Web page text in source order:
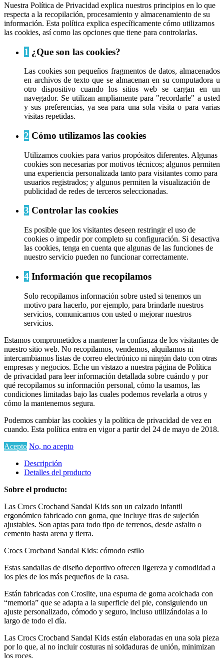
Nuestra Política de Privacidad explica nuestros principios en lo que
respecta a la recopilación, procesamiento y almacenamiento de su
información. Esta política explica específicamente cómo utilizamos
las cookies, así como las opciones que tiene para controlarlas.
1 ¿Que son las cookies?
Las cookies son pequeños fragmentos de datos, almacenados
en archivos de texto que se almacenan en su computadora u
otro dispositivo cuando los sitios web se cargan en un
navegador. Se utilizan ampliamente para "recordarle" a usted
y sus preferencias, ya sea para una sola visita o para varias
visitas repetidas.
2 Cómo utilizamos las cookies
Utilizamos cookies para varios propósitos diferentes. Algunas
cookies son necesarias por motivos técnicos; algunos permiten
una experiencia personalizada tanto para visitantes como para
usuarios registrados; y algunos permiten la visualización de
publicidad de redes de terceros seleccionadas.
3 Controlar las cookies
Es posible que los visitantes deseen restringir el uso de
cookies o impedir por completo su configuración. Si desactiva
las cookies, tenga en cuenta que algunas de las funciones de
nuestro servicio pueden no funcionar correctamente.
4 Información que recopilamos
Solo recopilamos información sobre usted si tenemos un
motivo para hacerlo, por ejemplo, para brindarle nuestros
servicios, comunicarnos con usted o mejorar nuestros
servicios.
Estamos comprometidos a mantener la confianza de los visitantes de
nuestro sitio web. No recopilamos, vendemos, alquilamos ni
intercambiamos listas de correo electrónico ni ningún dato con otras
empresas y negocios. Eche un vistazo a nuestra página de Política
de privacidad para leer información detallada sobre cuándo y por
qué recopilamos su información personal, cómo la usamos, las
condiciones limitadas bajo las cuales podemos revelarla a otros y
cómo la mantenemos segura.
Podemos cambiar las cookies y la política de privacidad de vez en
cuando. Esta política entra en vigor a partir del 24 de mayo de 2018.
Acepto No, no acepto
Descripción
Detalles del producto
Sobre el producto:
Las Crocs Crocband Sandal Kids son un calzado infantil
ergonómico fabricado con goma, que incluye tiras de sujeción
ajustables. Son aptas para todo tipo de terrenos, desde asfalto o
cemento hasta arena y tierra.
Crocs Crocband Sandal Kids: cómodo estilo
Estas sandalias de diseño deportivo ofrecen ligereza y comodidad a
los pies de los más pequeños de la casa.
Están fabricadas con Croslite, una espuma de goma acolchada con
“memoria” que se adapta a la superficie del pie, consiguiendo un
ajuste personalizado, cómodo y seguro, incluso utilizándolas a lo
largo de todo el día.
Las Crocs Crocband Sandal Kids están elaboradas en una sola pieza
por lo que, al no incluir costuras ni soldaduras de unión, minimizan
los roces.